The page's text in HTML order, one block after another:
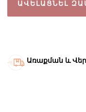
ԱՎԵԼԱՑՆԵԼ
Առաքման և